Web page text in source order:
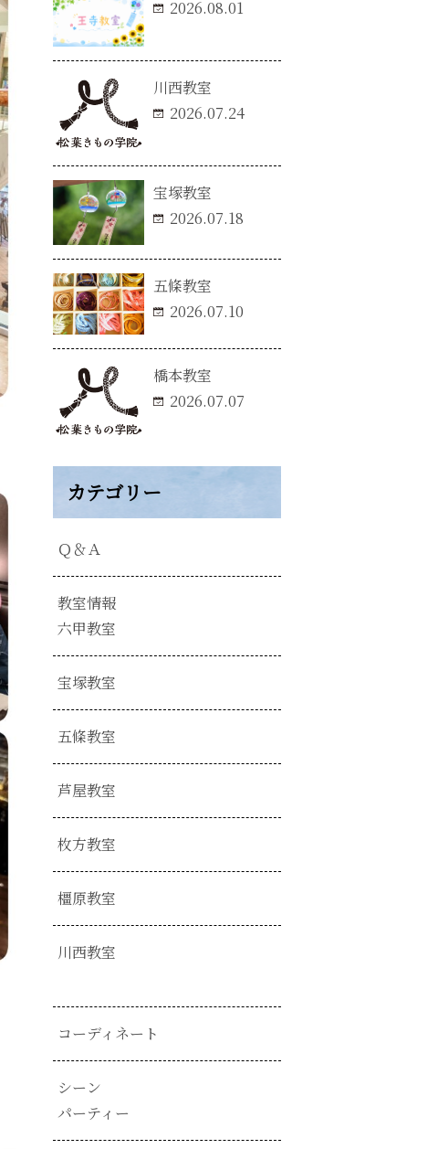
2026.08.01
川西教室
2026.07.24
宝塚教室
2026.07.18
五條教室
2026.07.10
橋本教室
2026.07.07
カテゴリー
Ｑ＆Ａ
教室情報
六甲教室
宝塚教室
五條教室
芦屋教室
枚方教室
橿原教室
川西教室
コーディネート
シーン
パーティー